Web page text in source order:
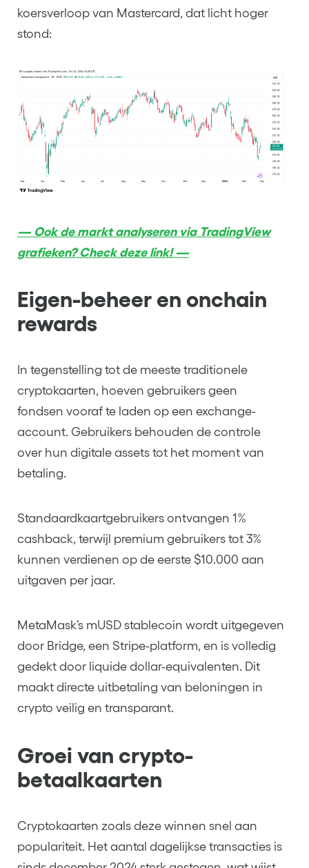
koersverloop van Mastercard, dat licht hoger
stond:
— Ook de markt analyseren via TradingView
grafieken? Check deze link! —
Eigen-beheer en onchain
rewards
In tegenstelling tot de meeste traditionele
cryptokaarten, hoeven gebruikers geen
fondsen vooraf te laden op een exchange-
account. Gebruikers behouden de controle
over hun digitale assets tot het moment van
betaling.
Standaardkaartgebruikers ontvangen 1%
cashback, terwijl premium gebruikers tot 3%
kunnen verdienen op de eerste $10.000 aan
uitgaven per jaar.
MetaMask’s mUSD stablecoin wordt uitgegeven
door Bridge, een Stripe-platform, en is volledig
gedekt door liquide dollar-equivalenten. Dit
maakt directe uitbetaling van beloningen in
crypto veilig en transparant.
Groei van crypto-
betaalkaarten
Cryptokaarten zoals deze winnen snel aan
populariteit. Het aantal dagelijkse transacties is